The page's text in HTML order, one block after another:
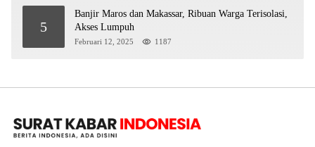
5
Banjir Maros dan Makassar, Ribuan Warga Terisolasi,
Akses Lumpuh
Februari 12, 2025 1187